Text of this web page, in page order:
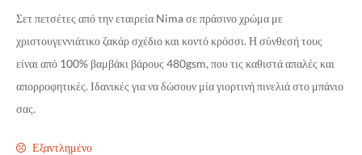
Σετ πετσέτες από την εταιρεία Nima σε πράσινο χρώμα με
χριστουγεννιάτικο ζακάρ σχέδιο και κοντό κρόσσι. Η σύνθεσή τους
είναι από 100% βαμβάκι βάρους 480gsm, που τις καθιστά απαλές και
απορροφητικές. Ιδανικές για να δώσουν μία γιορτινή πινελιά στο μπάνιο
σας.
Εξαντλημένο